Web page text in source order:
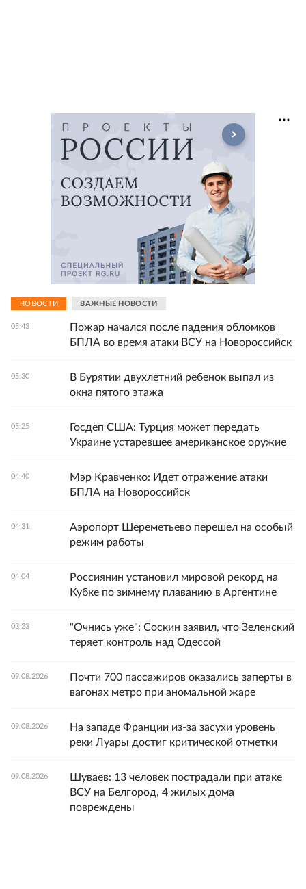
НОВОСТИ ВАЖНЫЕ НОВОСТИ
05:43
Пожар начался после падения обломков
БПЛА во время атаки ВСУ на Новороссийск
05:30
В Бурятии двухлетний ребенок выпал из
окна пятого этажа
05:25
Госдеп США: Турция может передать
Украине устаревшее американское оружие
04:40
Мэр Кравченко: Идет отражение атаки
БПЛА на Новороссийск
04:31
Аэропорт Шереметьево перешел на особый
режим работы
04:04
Россиянин установил мировой рекорд на
Кубке по зимнему плаванию в Аргентине
03:23
"Очнись уже": Соскин заявил, что Зеленский
теряет контроль над Одессой
09.08.2026
Почти 700 пассажиров оказались заперты в
вагонах метро при аномальной жаре
09.08.2026
На западе Франции из-за засухи уровень
реки Луары достиг критической отметки
09.08.2026
Шуваев: 13 человек пострадали при атаке
ВСУ на Белгород, 4 жилых дома
повреждены